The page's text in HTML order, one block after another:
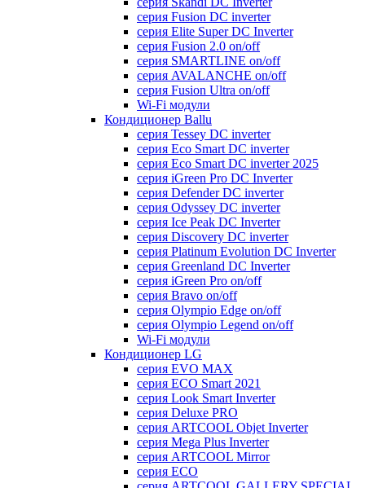
серия Fusion DC inverter
серия Elite Super DC Inverter
серия Fusion 2.0 on/off
серия SMARTLINE on/off
серия AVALANCHE on/off
серия Fusion Ultra on/off
Wi-Fi модули
Кондиционер Ballu
серия Tessey DC inverter
серия Eco Smart DC inverter
серия Eco Smart DC inverter 2025
серия iGreen Pro DC Inverter
серия Defender DC inverter
серия Odyssey DC inverter
серия Ice Peak DС Inverter
cерия Discovery DC inverter
серия Platinum Evolution DC Inverter
серия Greenland DC Inverter
серия iGreen Pro on/off
серия Bravo on/off
серия Olympio Edge on/off
серия Olympio Legend on/off
Wi-Fi модули
Кондиционер LG
серия EVO MAX
серия ECO Smart 2021
серия Look Smart Inverter
серия Deluxe PRO
серия ARTCOOL Objet Inverter
серия Mega Plus Inverter
серия ARTCOOL Mirror
серия ECO